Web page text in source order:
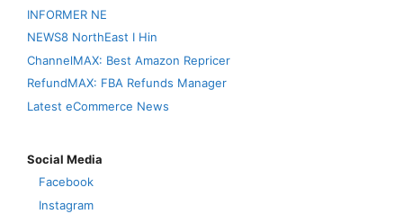
INFORMER NE
NEWS8 NorthEast I Hin
ChannelMAX: Best Amazon Repricer
RefundMAX: FBA Refunds Manager
Latest eCommerce News
Social Media
Facebook
Instagram